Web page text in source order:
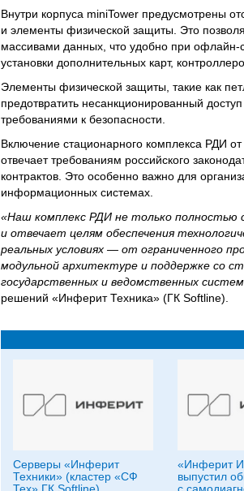
Внутри корпуса miniTower предусмотрены
и элементы физической защиты. Это
массивами данных, что удобно при офлайн-
установки дополнительных карт,
Элементы физической защиты, такие как
предотвратить несанкционированный
требованиями к безопасности.
Включение стационарного комплекса РДИ
отвечает требованиям российского
контрактов. Это особенно важно для
информационных системах.
«Наш комплекс РДИ не только
и отвечает целям обеспечения
реальных условиях — от ограниченного
модульной архитектуре и поддержке со
государственных и ведомственных
решений «Инферит Техника» (ГК Softline).
Серверы «Инферит
Техники» (кластер «СФ
«Инферит
выпустил